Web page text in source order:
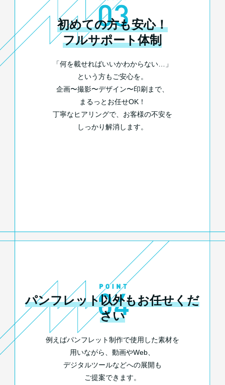
初めての方も安心！
フルサポート体制
「何を載せればいいかわからない…」
という方もご安心を。
企画〜撮影〜デザイン〜印刷まで、
まるっとお任せOK！
丁寧なヒアリングで、お客様の不安を
しっかり解消します。
パンフレット以外もお任せくだ
さい
例えばパンフレット制作で使用した素材を
用いながら、動画やWeb、
デジタルツールなどへの展開も
ご提案できます。